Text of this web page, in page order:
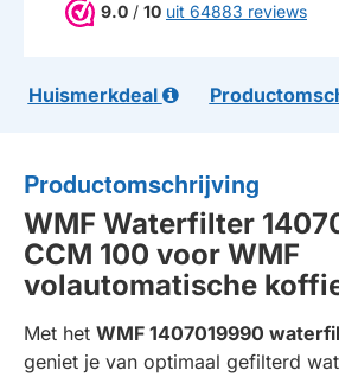
9.0 / 10 uit 64883 reviews
Huismerkdeal
Productomschrijving
WMF Waterfilter
CCM 100 voor WMF
volautomatische
Met het WMF 1407019990
geniet je van optimaal gefilterd